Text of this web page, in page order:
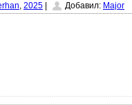
, 2025 Добавил: Major